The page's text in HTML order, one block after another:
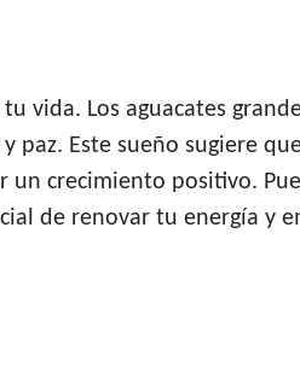
vida. Los aguacates
Este sueño sugiere
crecimiento positivo.
de renovar tu energía y